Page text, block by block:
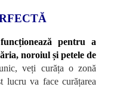
pentru a
noroiul și petele de
veți curăța o zonă
lucru va face curățarea